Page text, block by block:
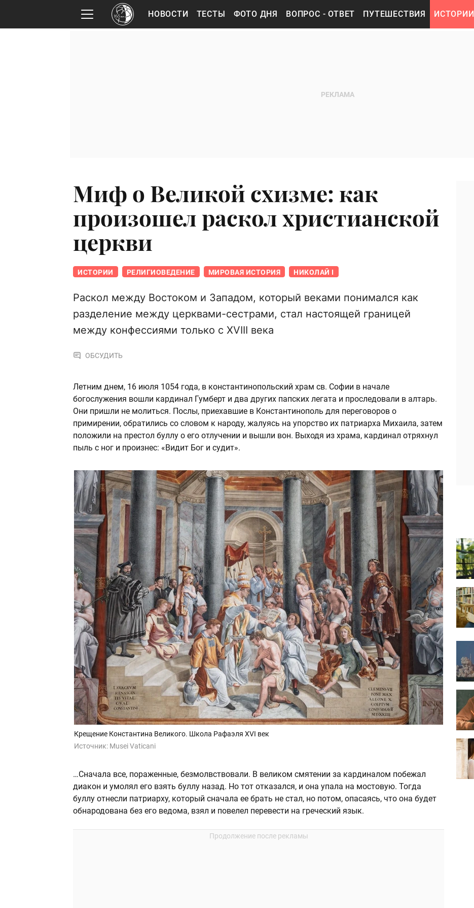
НОВОСТИ ТЕСТЫ ФОТО ДНЯ ВОПРОС - ОТВЕТ ПУТЕШЕСТВИЯ ИСТОРИИ
Миф о Великой схизме: как
произошел раскол христианской
церкви
ИСТОРИИ РЕЛИГИОВЕДЕНИЕ МИРОВАЯ ИСТОРИЯ НИКОЛАЙ I
Раскол между Востоком и Западом, который веками понимался как
разделение между церквами-сестрами, стал настоящей границей
между конфессиями только с XVIII века
ОБСУДИТЬ
Летним днем, 16 июля 1054 года, в константинопольский храм св. Софии в начале
богослужения вошли кардинал Гумберт и два других папских легата и проследовали в алтарь.
Они пришли не молиться. Послы, приехавшие в Константинополь для переговоров о
примирении, обратились со словом к народу, жалуясь на упорство их патриарха Михаила, затем
положили на престол буллу о его отлучении и вышли вон. Выходя из храма, кардинал отряхнул
пыль с ног и произнес: «Видит Бог и судит».
Крещение Константина Великого. Школа Рафаэля XVI век
Источник: Musei Vaticani
…Сначала все, пораженные, безмолвствовали. В великом смятении за кардиналом побежал
диакон и умолял его взять буллу назад. Но тот отказался, и она упала на мостовую. Тогда
буллу отнесли патриарху, который сначала ее брать не стал, но потом, опасаясь, что она будет
обнародована без его ведома, взял и повелел перевести на греческий язык.